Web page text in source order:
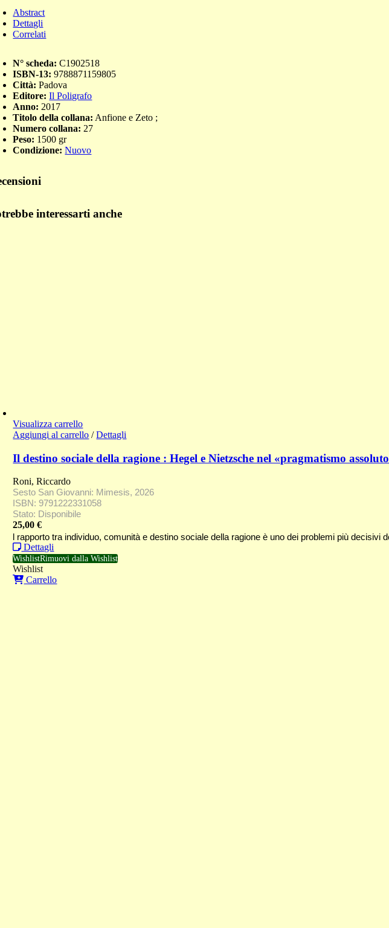
Abstract
Dettagli
Correlati
N° scheda: C1902518
ISBN-13: 9788871159805
Città: Padova
Editore: Il Poligrafo
Anno: 2017
Titolo della collana: Anfione e Zeto ;
Numero collana: 27
Peso: 1500 gr
Condizione: Nuovo
interessarti anche
Visualizza carrello
Aggiungi al carrello / Dettagli
Il destino sociale della ragione : Hegel e Nietzsche nel «pragmatismo
Roni, Riccardo
Sesto San Giovanni: Mimesis, 2026
ISBN: 9791222331058
Stato: Disponibile
25,00€
l rapporto tra individuo, comunità e destino sociale della ragione è uno dei problemi più
Dettagli
WishlistRimuovi dalla Wishlist
Wishlist
Carrello